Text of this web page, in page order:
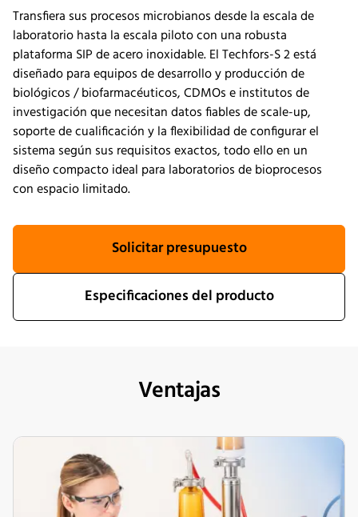
Transfiera sus procesos microbianos desde la escala de
laboratorio hasta la escala piloto con una robusta
plataforma SIP de acero inoxidable. El Techfors-S 2 está
diseñado para equipos de desarrollo y producción de
biológicos / biofarmacéuticos, CDMOs e institutos de
investigación que necesitan datos fiables de scale-up,
soporte de cualificación y la flexibilidad de configurar el
sistema según sus requisitos exactos, todo ello en un
diseño compacto ideal para laboratorios de bioprocesos
con espacio limitado.
Solicitar presupuesto
Especificaciones del producto
Ventajas